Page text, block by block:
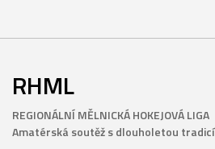
RHML
REGIONÁLNÍ MĚLNICKÁ HOKEJOVÁ LIGA
Amatérská soutěž s dlouholetou tradicí